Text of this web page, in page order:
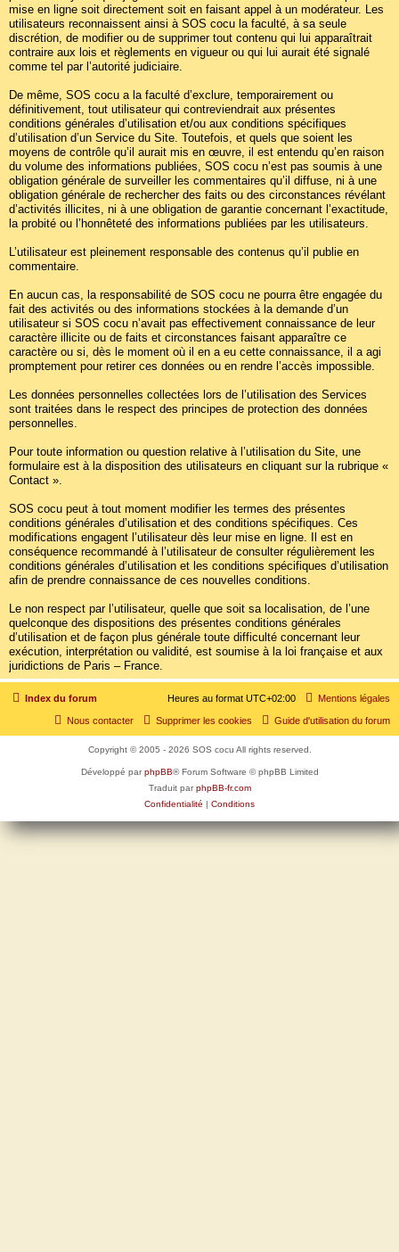
mise en ligne soit directement soit en faisant appel à un modérateur. Les
utilisateurs reconnaissent ainsi à SOS cocu la faculté, à sa seule
discrétion, de modifier ou de supprimer tout contenu qui lui apparaîtrait
contraire aux lois et règlements en vigueur ou qui lui aurait été signalé
comme tel par l’autorité judiciaire.
De même, SOS cocu a la faculté d’exclure, temporairement ou
définitivement, tout utilisateur qui contreviendrait aux présentes
conditions générales d’utilisation et/ou aux conditions spécifiques
d’utilisation d’un Service du Site. Toutefois, et quels que soient les
moyens de contrôle qu’il aurait mis en œuvre, il est entendu qu’en raison
du volume des informations publiées, SOS cocu n’est pas soumis à une
obligation générale de surveiller les commentaires qu’il diffuse, ni à une
obligation générale de rechercher des faits ou des circonstances révélant
d’activités illicites, ni à une obligation de garantie concernant l’exactitude,
la probité ou l’honnêteté des informations publiées par les utilisateurs.
L’utilisateur est pleinement responsable des contenus qu’il publie en
commentaire.
En aucun cas, la responsabilité de SOS cocu ne pourra être engagée du
fait des activités ou des informations stockées à la demande d’un
utilisateur si SOS cocu n’avait pas effectivement connaissance de leur
caractère illicite ou de faits et circonstances faisant apparaître ce
caractère ou si, dès le moment où il en a eu cette connaissance, il a agi
promptement pour retirer ces données ou en rendre l’accès impossible.
Les données personnelles collectées lors de l’utilisation des Services
sont traitées dans le respect des principes de protection des données
personnelles.
Pour toute information ou question relative à l’utilisation du Site, une
formulaire est à la disposition des utilisateurs en cliquant sur la rubrique «
Contact ».
SOS cocu peut à tout moment modifier les termes des présentes
conditions générales d’utilisation et des conditions spécifiques. Ces
modifications engagent l’utilisateur dès leur mise en ligne. Il est en
conséquence recommandé à l’utilisateur de consulter régulièrement les
conditions générales d’utilisation et les conditions spécifiques d’utilisation
afin de prendre connaissance de ces nouvelles conditions.
Le non respect par l’utilisateur, quelle que soit sa localisation, de l’une
quelconque des dispositions des présentes conditions générales
d’utilisation et de façon plus générale toute difficulté concernant leur
exécution, interprétation ou validité, est soumise à la loi française et aux
juridictions de Paris – France.
Index du forum Mentions légales
Heures au format UTC+02:00
Guide d'utilisation du forum
Supprimer les cookies
Nous contacter
Copyright © 2005 - 2026 SOS cocu All rights reserved.
Développé parphpBB® Forum Software © phpBB Limited
Traduit parphpBB-fr.com
Confidentialité | Conditions